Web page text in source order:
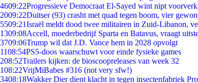
4609:22Progressieve Democraat El-Sayed wint nipt
2009:22Duitser (93) crasht met quad tegen boom, vier
5509:21Israël meldt dood twee militairen in Zuid-Libanon,
1309:08Accell, moederbedrijf Sparta en Batavus, vraagt
3709:06Trump wil dat J.D. Vance hem in 2028 opvolgt
1108:54PS5-doos waarschuwt voor einde fysieke games
208:52Trailers kijken: de bioscoopreleases van week 32
108:22VrijMiBabes #316 (not very sfw!)
3408:18Wakker Dier dient klacht in tegen insectenfabriek